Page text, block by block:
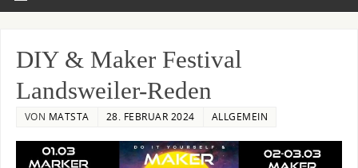
DIY & Maker Festival
Landsweiler-Reden
VON MATSTA 28. FEBRUAR 2024 ALLGEMEIN